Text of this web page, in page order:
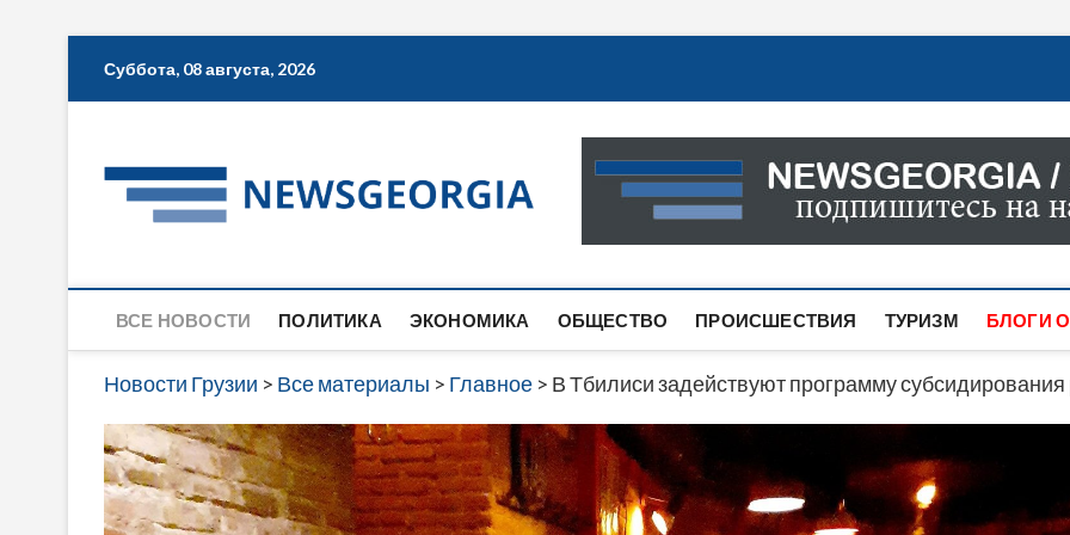
Суббота, 08 августа, 2026
Новости Грузии
САМАЯ АКТУАЛЬНАЯ ИНФОРМАЦИЯ О СОБЫТИЯХ
САЙТЕ ВЫ НАЙДЕТЕ НОВОСТИ ПОЛИТИКИ,
ВСЕ НОВОСТИ ПОЛИТИКА ЭКОНОМИКА ОБЩЕСТВО ПРОИСШЕСТВИЯ ТУРИЗМ БЛОГИ
Новости Грузии > Все материалы > Главное > В Тбилиси задействуют программу субсидирования